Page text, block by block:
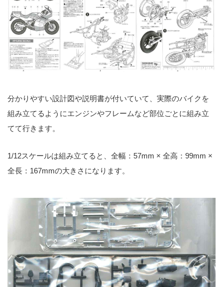
分かりやすい設計図や説明書が付いていて、実際のバイクを
組み立てるようにエンジンやフレームなど部位ごとに組み立
てて行きます。
1/12スケールは組み立てると、全幅：57mm × 全高：99mm ×
全長：167mmの大きさになります。